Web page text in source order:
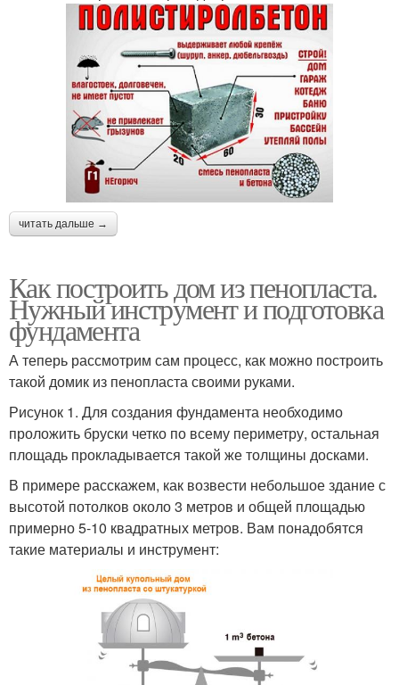
читать дальше →
Как построить дом из пенопласта.
Нужный инструмент и подготовка
фундамента
А теперь рассмотрим сам процесс, как можно построить
такой домик из пенопласта своими руками.
Рисунок 1. Для создания фундамента необходимо
проложить бруски четко по всему периметру, остальная
площадь прокладывается такой же толщины досками.
В примере расскажем, как возвести небольшое здание с
высотой потолков около 3 метров и общей площадью
примерно 5-10 квадратных метров. Вам понадобятся
такие материалы и инструмент: